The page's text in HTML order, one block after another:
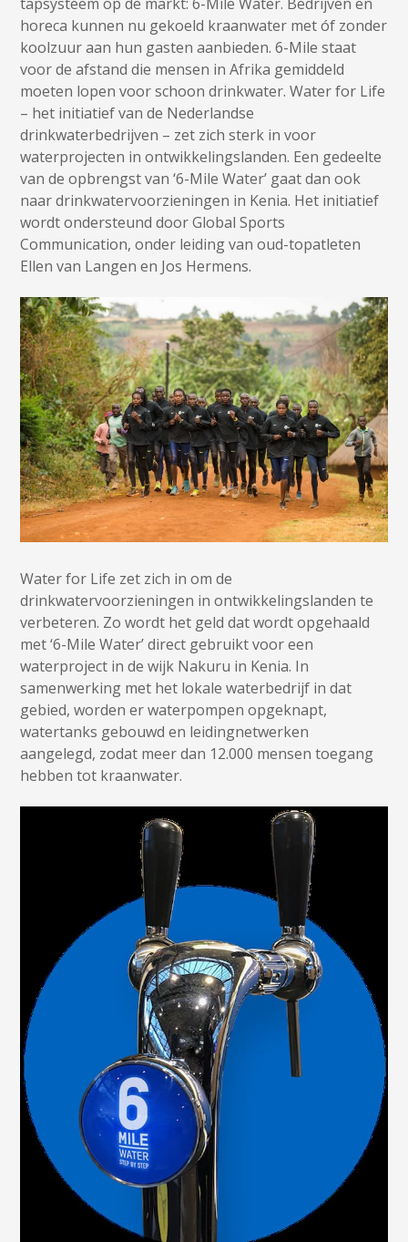
horeca kunnen nu gekoeld kraanwater met óf zonder
koolzuur aan hun gasten aanbieden. 6-Mile staat
voor de afstand die mensen in Afrika gemiddeld
moeten lopen voor schoon drinkwater. Water for Life
– het initiatief van de Nederlandse
drinkwaterbedrijven – zet zich sterk in voor
waterprojecten in ontwikkelingslanden. Een gedeelte
van de opbrengst van ‘6-Mile Water’ gaat dan ook
naar drinkwatervoorzieningen in Kenia. Het initiatief
wordt ondersteund door Global Sports
Communication, onder leiding van oud-topatleten
Ellen van Langen en Jos Hermens.
Water for Life zet zich in om de
drinkwatervoorzieningen in ontwikkelingslanden te
verbeteren. Zo wordt het geld dat wordt opgehaald
met ‘6-Mile Water’ direct gebruikt voor een
waterproject in de wijk Nakuru in Kenia. In
samenwerking met het lokale waterbedrijf in dat
gebied, worden er waterpompen opgeknapt,
watertanks gebouwd en leidingnetwerken
aangelegd, zodat meer dan 12.000 mensen toegang
hebben tot kraanwater.